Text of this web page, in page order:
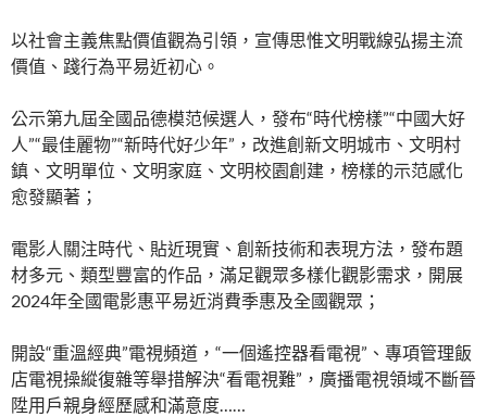
以社會主義焦點價值觀為引領，宣傳思惟文明戰線弘揚主流
價值、踐行為平易近初心。
公示第九屆全國品德模范候選人，發布“時代榜樣”“中國大好
人”“最佳麗物”“新時代好少年”，改進創新文明城市、文明村
鎮、文明單位、文明家庭、文明校園創建，榜樣的示范感化
愈發顯著；
電影人關注時代、貼近現實、創新技術和表現方法，發布題
材多元、類型豐富的作品，滿足觀眾多樣化觀影需求，開展
2024年全國電影惠平易近消費季惠及全國觀眾；
開設“重溫經典”電視頻道，“一個遙控器看電視”、專項管理飯
店電視操縱復雜等舉措解決“看電視難”，廣播電視領域不斷晉
陞用戶親身經歷感和滿意度……